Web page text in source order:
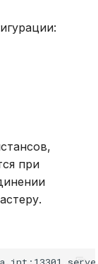
при